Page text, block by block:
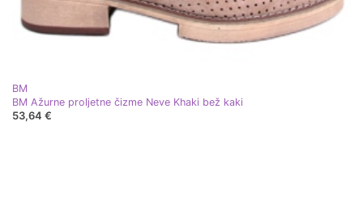
BM
BM Ažurne proljetne čizme Neve Khaki bež kaki
53,64 €